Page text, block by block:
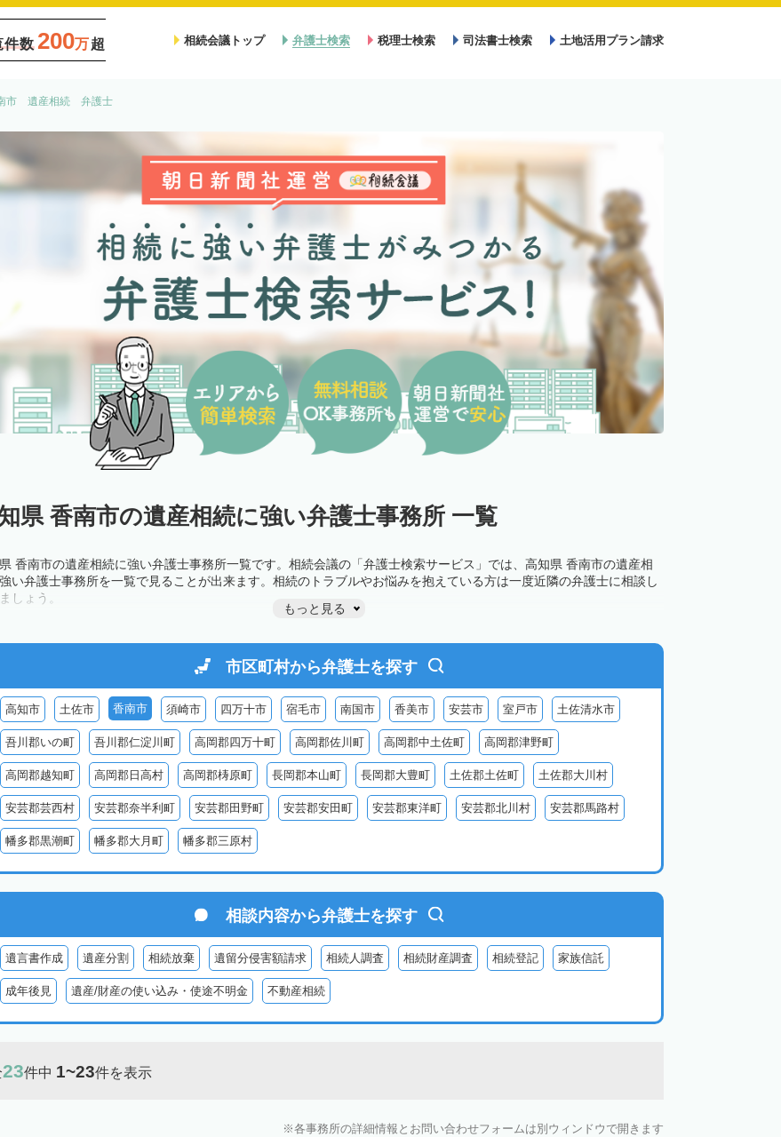
件数 200万超 相続会議トップ 弁護士検索 税理士検索 司法書士検索 土地活用プラン請求
市 遺産相続 弁護士
県 香南市の遺産相続に強い弁護士事務所 一覧
香南市の遺産相続に強い弁護士事務所一覧です。相続会議の「弁護士検索サービス」では、高知県 香南市の遺産相
い弁護士事務所を一覧で見ることが出来ます。相続のトラブルやお悩みを抱えている方は一度近隣の弁護士に相談し
しょう。
もっと見る
市区町村から弁護士を探す
高知市 土佐市 香南市 須崎市 四万十市 宿毛市 南国市 香美市 安芸市 室戸市 土佐清水市
吾川郡いの町 吾川郡仁淀川町 高岡郡四万十町 高岡郡佐川町 高岡郡中土佐町 高岡郡津野町
高岡郡越知町 高岡郡日高村 高岡郡梼原町 長岡郡本山町 長岡郡大豊町 土佐郡土佐町 土佐郡大川村
安芸郡芸西村 安芸郡奈半利町 安芸郡田野町 安芸郡安田町 安芸郡東洋町 安芸郡北川村 安芸郡馬路村
幡多郡黒潮町 幡多郡大月町 幡多郡三原村
相談内容から弁護士を探す
遺言書作成 遺産分割 相続放棄 遺留分侵害額請求 相続人調査 相続財産調査 相続登記 家族信託
成年後見 遺産/財産の使い込み・使途不明金 不動産相続
23件中 1~23件を表示
各事務所の詳細情報とお問い合わせフォームは別ウィンドウで開きます